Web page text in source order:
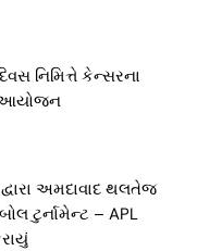
નિમિત્તે કેન્સરના
આયોજન
અમદાવાદ થલતેજ
ટુર્નામેન્ટ – APL